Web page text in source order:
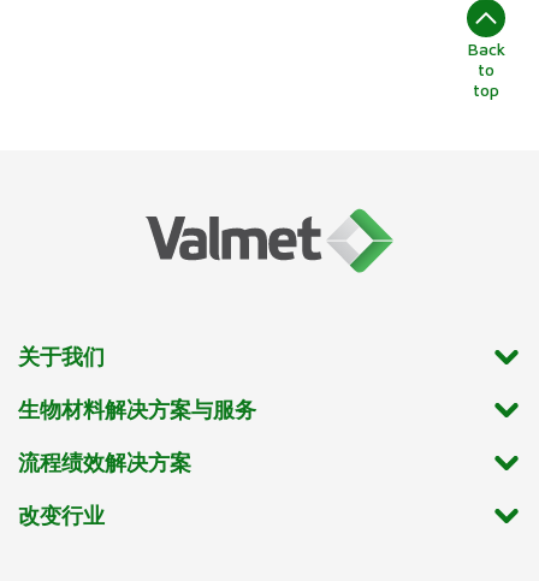
Back
to
top
关于我们
生物材料解决方案与服务
流程绩效解决方案
改变行业